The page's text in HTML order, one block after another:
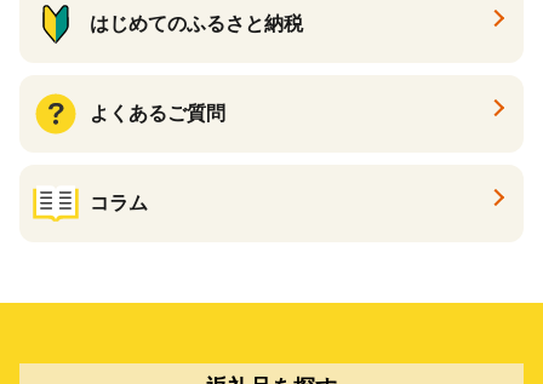
はじめてのふるさと納税
よくあるご質問
コラム